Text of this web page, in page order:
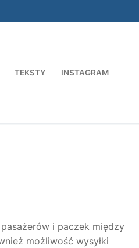
TEKSTY INSTAGRAM
i paczek między
możliwość wysyłki